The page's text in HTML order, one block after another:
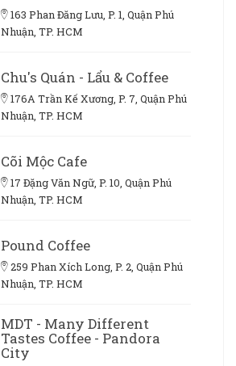
163 Phan Đăng Lưu, P. 1, Quận Phú
Nhuận, TP. HCM
Chu's Quán - Lẩu & Coffee
176A Trần Kế Xương, P. 7, Quận Phú
Nhuận, TP. HCM
Cõi Mộc Cafe
17 Đặng Văn Ngữ, P. 10, Quận Phú
Nhuận, TP. HCM
Pound Coffee
259 Phan Xích Long, P. 2, Quận Phú
Nhuận, TP. HCM
MDT - Many Different
Tastes Coffee - Pandora
City